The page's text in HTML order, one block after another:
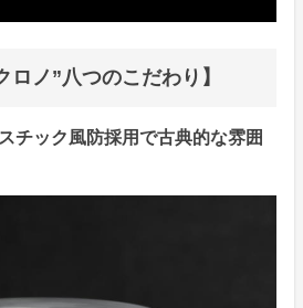
ロノ”八つのこだわり】
チック風防採用で古典的な雰囲